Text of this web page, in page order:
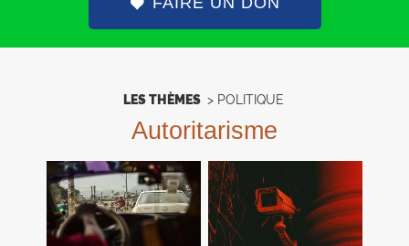
LES THÈMES > POLITIQUE
Autoritarisme